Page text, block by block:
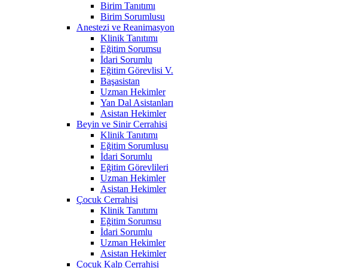
Birim Tanıtımı
Birim Sorumlusu
Anestezi ve Reanimasyon
Klinik Tanıtımı
Eğitim Sorumsu
İdari Sorumlu
Eğitim Görevlisi V.
Başasistan
Uzman Hekimler
Yan Dal Asistanları
Asistan Hekimler
Beyin ve Sinir Cerrahisi
Klinik Tanıtımı
Eğitim Sorumlusu
İdari Sorumlu
Eğitim Görevlileri
Uzman Hekimler
Asistan Hekimler
Çocuk Cerrahisi
Klinik Tanıtımı
Eğitim Sorumsu
İdari Sorumlu
Uzman Hekimler
Asistan Hekimler
Çocuk Kalp Cerrahisi